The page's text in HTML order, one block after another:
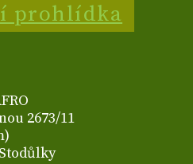
prohlídka
2673/11